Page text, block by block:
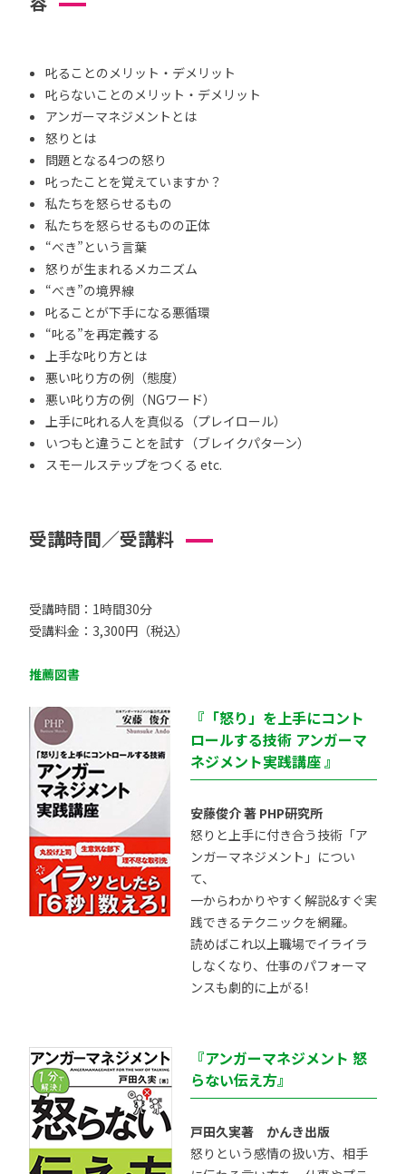
叱ることのメリット・デメリット
叱らないことのメリット・デメリット
アンガーマネジメントとは
怒りとは
問題となる4つの怒り
叱ったことを覚えていますか？
私たちを怒らせるもの
私たちを怒らせるものの正体
“べき”という言葉
怒りが生まれるメカニズム
“べき”の境界線
叱ることが下手になる悪循環
“叱る”を再定義する
上手な叱り方とは
悪い叱り方の例（態度）
悪い叱り方の例（NGワード）
上手に叱れる人を真似る（プレイロール）
いつもと違うことを試す（ブレイクパターン）
スモールステップをつくる etc.
受講時間／受講料
受講時間：1時間30分
受講料金：3,300円（税込）
推薦図書
『「怒り」を上手にコント
ロールする技術 アンガーマ
ネジメント実践講座 』
安藤俊介 著 PHP研究所
怒りと上手に付き合う技術「ア
ンガーマネジメント」につい
て、
一からわかりやすく解説&すぐ実
践できるテクニックを網羅。
読めばこれ以上職場でイライラ
しなくなり、仕事のパフォーマ
ンスも劇的に上がる!
『アンガーマネジメント 怒
らない伝え方』
戸田久実著 かんき出版
怒りという感情の扱い方、相手